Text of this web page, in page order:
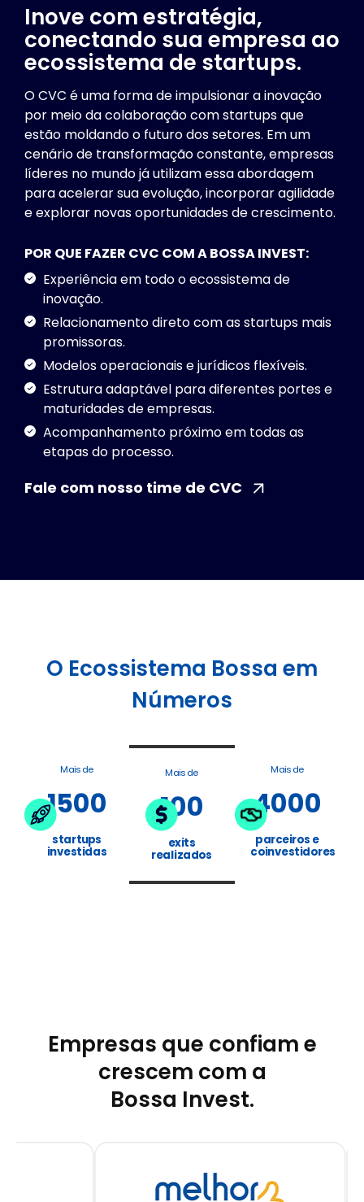
Inove com estratégia,
conectando sua empresa ao
ecossistema de startups.
O CVC é uma forma de impulsionar a inovação
por meio da colaboração com startups que
estão moldando o futuro dos setores. Em um
cenário de transformação constante, empresas
líderes no mundo já utilizam essa abordagem
para acelerar sua evolução, incorporar agilidade
e explorar novas oportunidades de crescimento.
POR QUE FAZER CVC COM A BOSSA INVEST:
Experiência em todo o ecossistema de
inovação.
Relacionamento direto com as startups mais
promissoras.
Modelos operacionais e jurídicos flexíveis.
Estrutura adaptável para diferentes portes e
maturidades de empresas.
Acompanhamento próximo em todas as
etapas do processo.
Fale com nosso time de CVC
O Ecossistema Bossa em
Números
Mais de
1500
startups
investidas
Mais de
100
exits
realizados
Mais de
4000
parceiros e
coinvestidores
Empresas que confiam e
crescem com a
Bossa Invest.